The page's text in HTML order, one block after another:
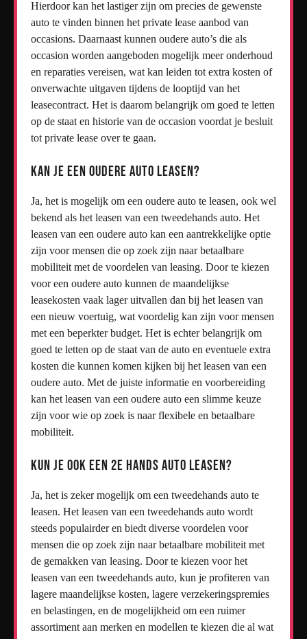
Hierdoor kan het lastiger zijn om precies de gewenste
auto te vinden binnen het private lease aanbod van
occasions. Daarnaast kunnen oudere auto’s die als
occasion worden aangeboden mogelijk meer onderhoud
en reparaties vereisen, wat kan leiden tot extra kosten of
onverwachte uitgaven tijdens de looptijd van het
leasecontract. Het is daarom belangrijk om goed te letten
op de staat en historie van de occasion voordat je besluit
tot private lease over te gaan.
Kan je een oudere auto leasen?
Ja, het is mogelijk om een oudere auto te leasen, ook wel
bekend als het leasen van een tweedehands auto. Het
leasen van een oudere auto kan een aantrekkelijke optie
zijn voor mensen die op zoek zijn naar betaalbare
mobiliteit met de voordelen van leasing. Door te kiezen
voor een oudere auto kunnen de maandelijkse
leasekosten vaak lager uitvallen dan bij het leasen van
een nieuw voertuig, wat voordelig kan zijn voor mensen
met een beperkter budget. Het is echter belangrijk om
goed te letten op de staat van de auto en eventuele extra
kosten die kunnen komen kijken bij het leasen van een
oudere auto. Met de juiste informatie en voorbereiding
kan het leasen van een oudere auto een slimme keuze
zijn voor wie op zoek is naar flexibele en betaalbare
mobiliteit.
Kun je ook een 2e hands auto leasen?
Ja, het is zeker mogelijk om een tweedehands auto te
leasen. Het leasen van een tweedehands auto wordt
steeds populairder en biedt diverse voordelen voor
mensen die op zoek zijn naar betaalbare mobiliteit met
de gemakken van leasing. Door te kiezen voor het
leasen van een tweedehands auto, kun je profiteren van
lagere maandelijkse kosten, lagere verzekeringspremies
en belastingen, en de mogelijkheid om een ruimer
assortiment aan merken en modellen te kiezen die al wat